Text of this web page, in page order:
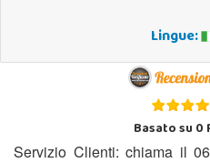
Lingue:
Basato su0
Servizio Clienti: chiama il